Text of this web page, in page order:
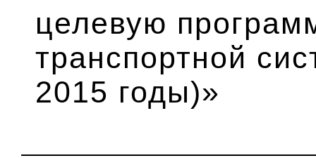
целевую
транспортной
2015 годы)»